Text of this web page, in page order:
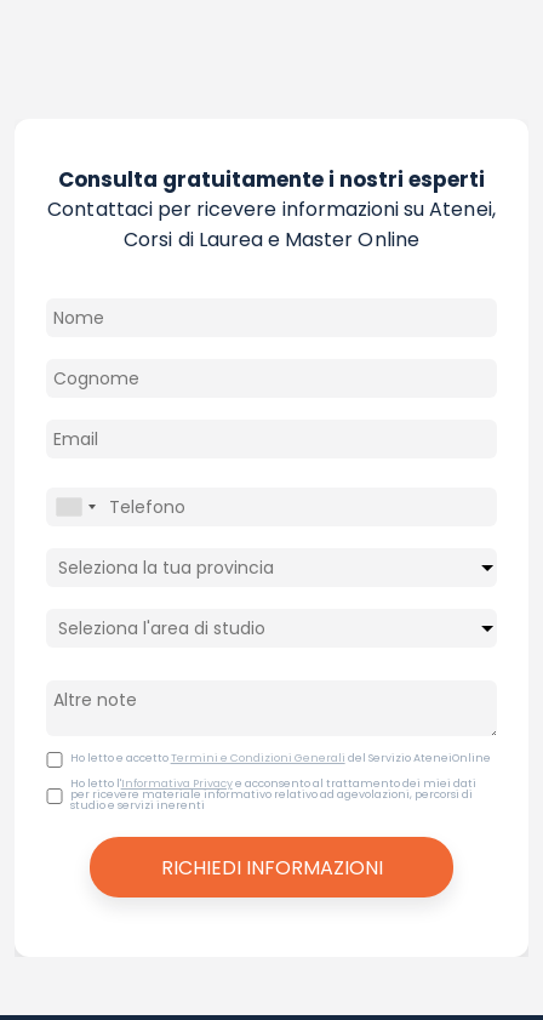
Consulta gratuitamente i nostri esperti
Contattaci per ricevere informazioni su Atenei,
Corsi di Laurea e Master Online
Ho letto e accettoTermini e Condizioni Generali del Servizio AteneiOnline
Ho letto l'Informativa Privacye acconsento al trattamento dei miei dati
per ricevere materiale informativo relativo ad agevolazioni, percorsi di
studio e servizi inerenti